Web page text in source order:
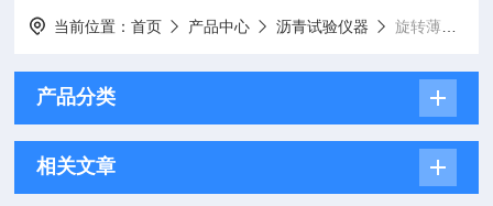
当前位置：首页 产品中心 沥青试验仪器 旋转薄膜烘箱
产品分类
相关文章